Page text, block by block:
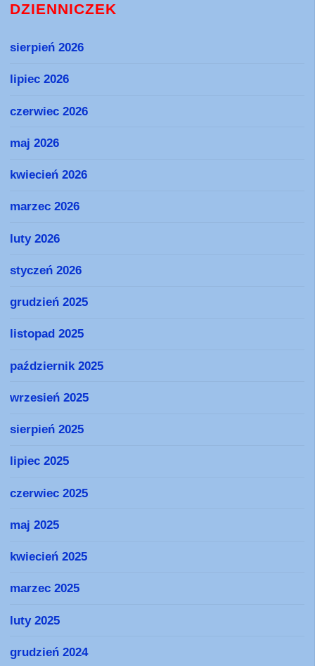
DZIENNICZEK
sierpień 2026
lipiec 2026
czerwiec 2026
maj 2026
kwiecień 2026
marzec 2026
luty 2026
styczeń 2026
grudzień 2025
listopad 2025
październik 2025
wrzesień 2025
sierpień 2025
lipiec 2025
czerwiec 2025
maj 2025
kwiecień 2025
marzec 2025
luty 2025
grudzień 2024